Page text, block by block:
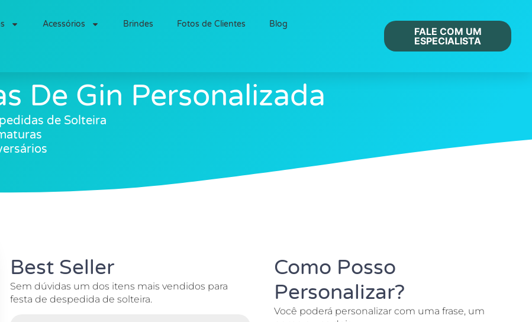
Acessórios Brindes Fotos de Clientes Blog
FALE COM UM
ESPECIALISTA
De Gin Personalizada
de Solteira
Best Seller
Sem dúvidas um dos itens mais vendidos para
festa de despedida de solteira.
Como Posso
Personalizar?
Você poderá personalizar com uma frase, um